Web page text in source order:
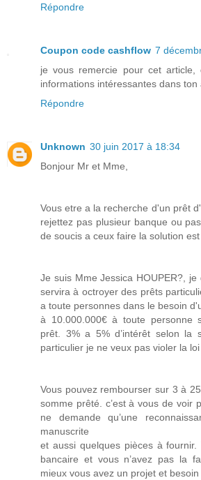
Répondre
Coupon code cashflow 7
je vous remercie pour cet article,
informations intéressantes dans ton
Répondre
Unknown 30 juin 2017 à 18:34
Bonjour Mr et Mme,
Vous etre a la recherche d'un prêt
rejettez pas plusieur banque ou
de soucis a ceux faire la solution
Je suis Mme Jessica HOUPER?, je
servira à octroyer des prêts
a toute personnes dans le besoin
à 10.000.000€ à toute personne
prêt. 3% a 5% d’intérêt selon la
particulier je ne veux pas violer la loi
Vous pouvez rembourser sur 3 à
somme prêté. c’est à vous de voir
ne demande qu’une
manuscrite
et aussi quelques pièces à
bancaire et vous n’avez pas la
mieux vous avez un projet et besoin